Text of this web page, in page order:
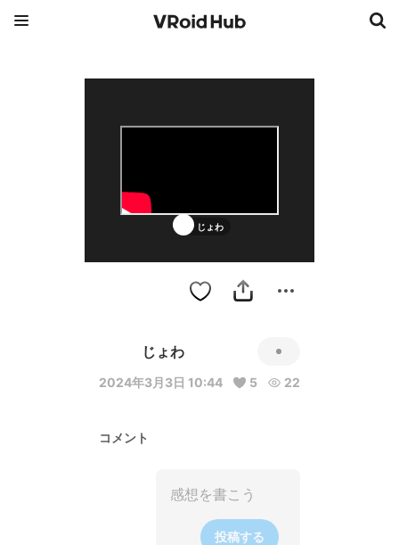
じょわ
じょわ
2024年3月3日 10:44 5 22
コメント
投稿する